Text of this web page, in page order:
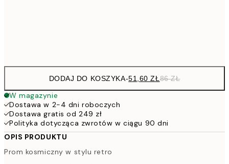
DODAJ DO KOSZYKA-51,60 ZŁ86 ZŁ
W magazynie
Dostawa w 2-4 dni roboczych
Dostawa gratis od 249 zł
Polityka dotycząca zwrotów w ciągu 90 dni
OPIS PRODUKTU
Prom kosmiczny w stylu retro